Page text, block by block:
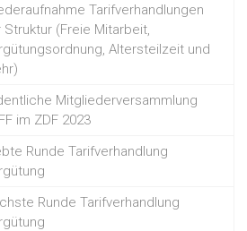
Tarifverhandlungen
Struktur (Freie Mitarbeit,
Altersteilzeit und
Mitgliederversammlung
im ZDF 2023
Runde Tarifverhandlung
Runde Tarifverhandlung